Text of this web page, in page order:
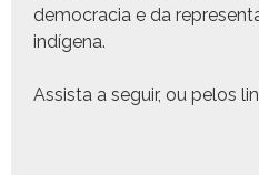
democ­ra­cia e da
indígena.
Assista a seguir, ou pelos